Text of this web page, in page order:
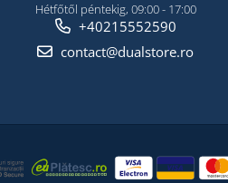
Hétfőtől péntekig, 09:00 - 17:00
+40215552590
contact@dualstore.ro